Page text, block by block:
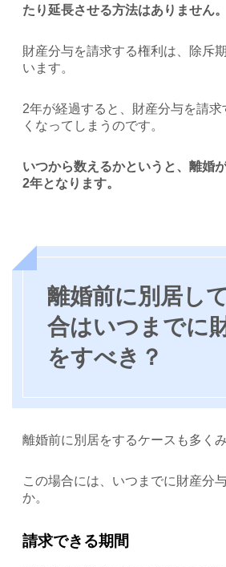
たり延長させる方法はありません。
財産分与を請求する権利は、除斥
います。
2年が経過すると、財産分与を請求
くなってしまうのです。
いつから数えるかというと、離婚
2年となります。
離婚前に別居し
合はいつまでに
をすべき？
離婚前に別居をするケースも多くみ
この場合には、いつまでに財産分
か。
請求できる期間